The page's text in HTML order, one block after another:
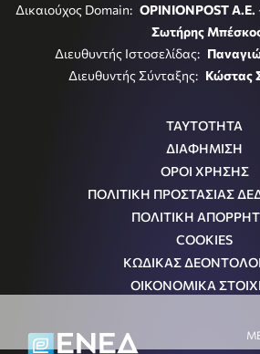
Δικαιούχος Domain: OPINIONPOST A.E.
Σωτήρης
Διευθυντής Ιστοσελίδας:
Διευθυντής Σύνταξης: Κώστας
ΤΑΥΤΟΤΗΤΑ
ΔΙΑΦΗΜΙΣΗ
ΟΡΟΙ ΧΡΗΣΗΣ
ΠΟΛΙΤΙΚΗ ΠΡΟΣΤΑΣΙΑΣ
ΠΟΛΙΤΙΚΗ
COOKIES
ΚΩΔΙΚΑΣ
ΟΙΚΟΝΟΜΙΚΑ